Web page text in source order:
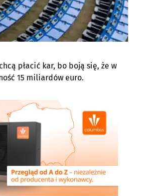
płacić kar, bo boją się, że w
15 miliardów euro.